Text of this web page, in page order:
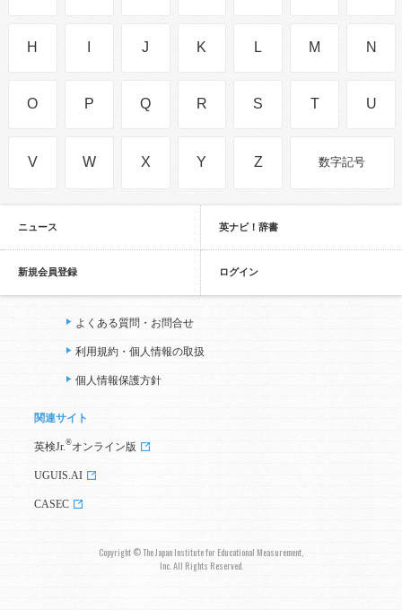
H J K L M N
O P Q R S T U
V W X Y Z 数字記号
ニュース 英ナビ！辞書
新規会員登録 ログイン
よくある質問・お問合せ
利用規約・個人情報の取扱
個人情報保護方針
関連サイト
英検Jr. ®オンライン版
UGUIS.AI
CASEC
Copyright © The Japan Institute for Educational Measurement,
Inc. All Rights Reserved.